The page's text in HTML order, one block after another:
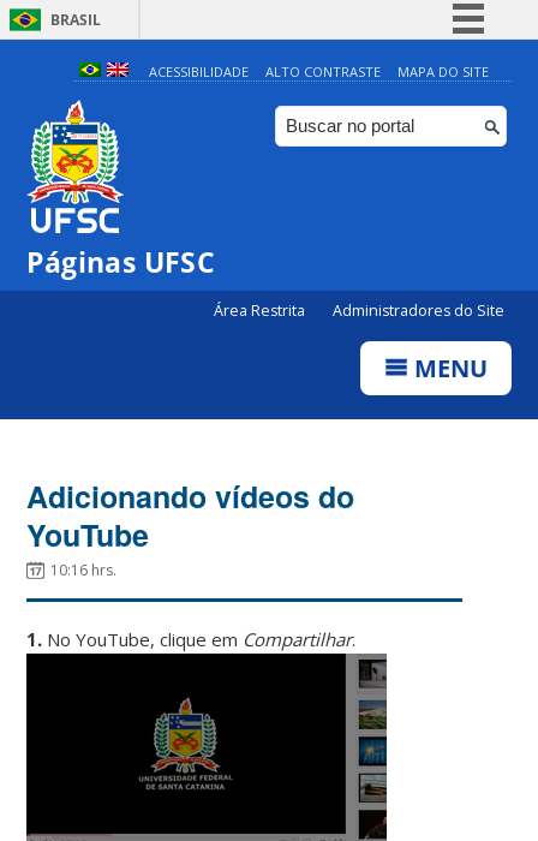
BRASIL
Simplifique!
Comunica BR
Participe
ACESSIBILIDADE ALTO CONTRASTE MAPA DO SITE
Páginas UFSC
Área Restrita Administradores do Site
MENU
Adicionando vídeos do
YouTube
10:16 hrs.
1. No YouTube, clique em Compartilhar.